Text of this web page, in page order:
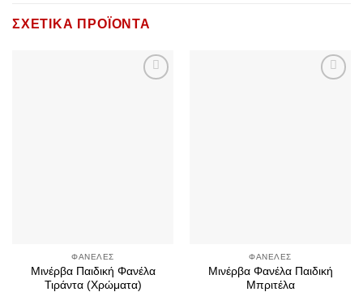
ΣΧΕΤΙΚΆ ΠΡΟΪΌΝΤΑ
ΦΑΝΈΛΕΣ
Μινέρβα Παιδική Φανέλα
Τιράντα (Χρώματα)
ΦΑΝΈΛΕΣ
Μινέρβα Φανέλα Παιδική
Μπριτέλα